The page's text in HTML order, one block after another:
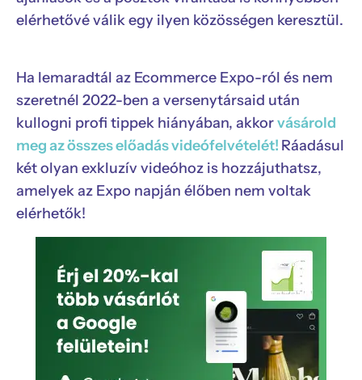
elérhetővé válik egy ilyen közösségen keresztül.
Ha lemaradtál az Ecommerce Expo-ról és nem
szeretnél 2022-ben a versenytársaid után
kullogni profi tippek hiányában, akkorvásárold
meg az összes előadás videófelvételét! Ráadásul
két olyan exkluzív videóhoz is hozzájuthatsz,
amelyek az Expo napján élőben nem voltak
elérhetők!